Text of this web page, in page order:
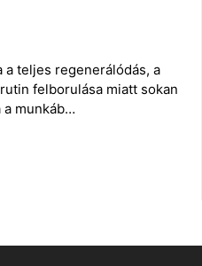
a teljes regenerálódás, a
felborulása miatt sokan
munkáb…